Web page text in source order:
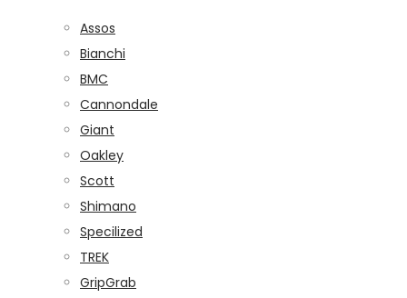
Assos
Bianchi
BMC
Cannondale
Giant
Oakley
Scott
Shimano
Specilized
TREK
GripGrab